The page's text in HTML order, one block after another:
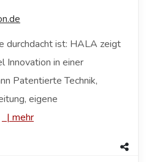
durchdacht ist: HALA zeigt
Innovation in einer
Patentierte Technik,
eigene
| mehr